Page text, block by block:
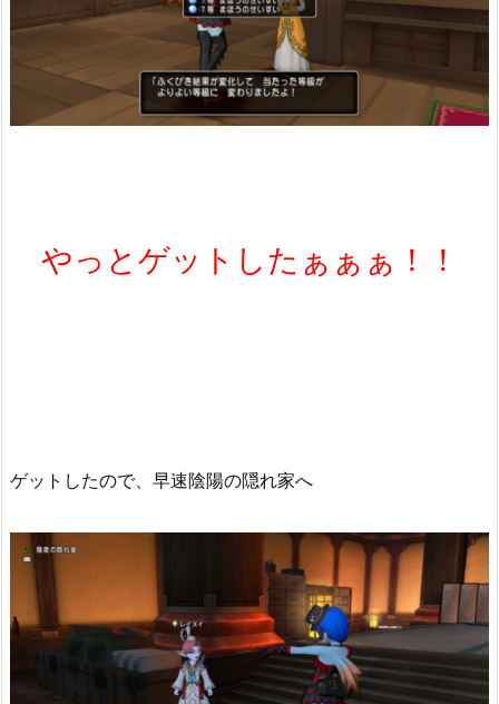
やっとゲットしたぁぁぁ！！
ゲットしたので、早速陰陽の隠れ家へ